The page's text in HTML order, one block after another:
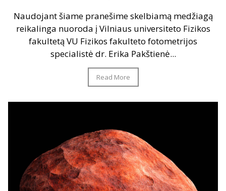
Naudojant šiame pranešime skelbiamą medžiagą
reikalinga nuoroda į Vilniaus universiteto Fizikos
fakultetą VU Fizikos fakulteto fotometrijos
specialistė dr. Erika Pakštienė...
Read More